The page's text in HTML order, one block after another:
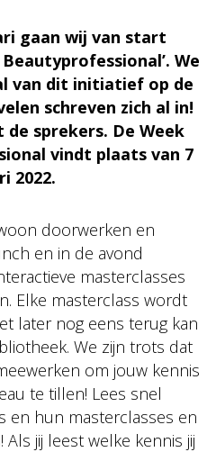
gaan wij van start
We
van dit initiatief op de
schreven zich al in!
sprekers. De Week
vindt plaats van 7
2022.
doorwerken en
en in de avond
masterclasses
Elke masterclass wordt
later nog eens terug kan
We zijn trots dat
om jouw kennis
te tillen! Lees snel
en hun masterclasses en
Als jij leest welke kennis jij